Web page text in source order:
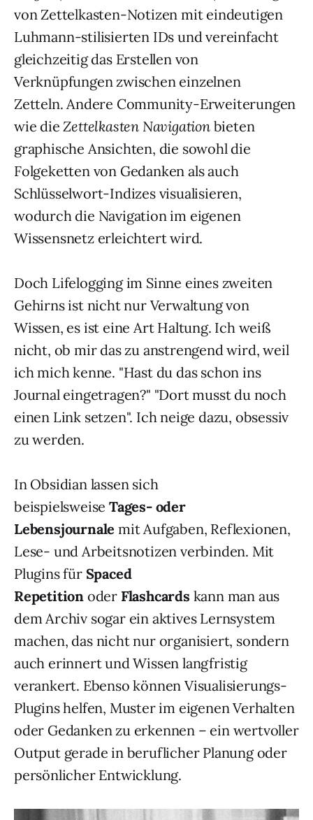
von Zettelkasten-Notizen mit eindeutigen
Luhmann-stilisierten IDs und vereinfacht
gleichzeitig das Erstellen von
Verknüpfungen zwischen einzelnen
Zetteln. Andere Community-Erweiterungen
wie dieZettelkasten Navigationbieten
graphische Ansichten, die sowohl die
Folgeketten von Gedanken als auch
Schlüsselwort-Indizes visualisieren,
wodurch die Navigation im eigenen
Wissensnetz erleichtert wird.
Doch Lifelogging im Sinne eines zweiten
Gehirns ist nicht nur Verwaltung von
Wissen, es ist eine Art Haltung. Ich weiß
nicht, ob mir das zu anstrengend wird, weil
ich mich kenne. "Hast du das schon ins
Journal eingetragen?" "Dort musst du noch
einen Link setzen". Ich neige dazu, obsessiv
zu werden.
In Obsidian lassen sich
beispielsweiseTages- oder
Lebensjournale mit Aufgaben, Reflexionen,
Lese- und Arbeitsnotizen verbinden. Mit
Plugins für Spaced
Repetition oder Flashcards kann man aus
dem Archiv sogar ein aktives Lernsystem
machen, das nicht nur organisiert, sondern
auch erinnert und Wissen langfristig
verankert. Ebenso können Visualisierungs-
Plugins helfen, Muster im eigenen Verhalten
oder Gedanken zu erkennen – ein wertvoller
Output gerade in beruflicher Planung oder
persönlicher Entwicklung.